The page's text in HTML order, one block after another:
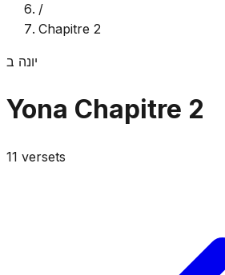
/
Chapitre 2
יונה ב
Yona Chapitre 2
11 versets